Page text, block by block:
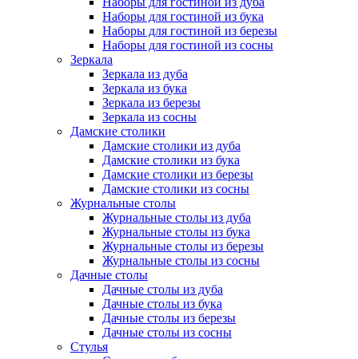
Наборы для гостиной из бука
Наборы для гостиной из березы
Наборы для гостиной из сосны
Зеркала
Зеркала из дуба
Зеркала из бука
Зеркала из березы
Зеркала из сосны
Дамские столики
Дамские столики из дуба
Дамские столики из бука
Дамские столики из березы
Дамские столики из сосны
Журнальные столы
Журнальные столы из дуба
Журнальные столы из бука
Журнальные столы из березы
Журнальные столы из сосны
Дачные столы
Дачные столы из дуба
Дачные столы из бука
Дачные столы из березы
Дачные столы из сосны
Стулья